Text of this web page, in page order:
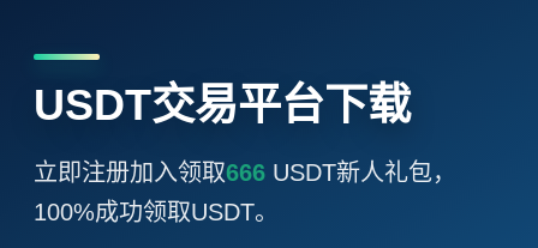
USDT交易平台下载
立即注册加入领取666USDT新人礼包，
100%成功领取USDT。